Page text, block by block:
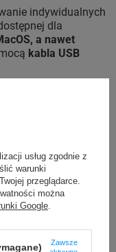
indywidualnych
dla
a nawet
kabla USB
usług zgodnie z
warunki
przeglądarce.
można
Google.
Zawsze